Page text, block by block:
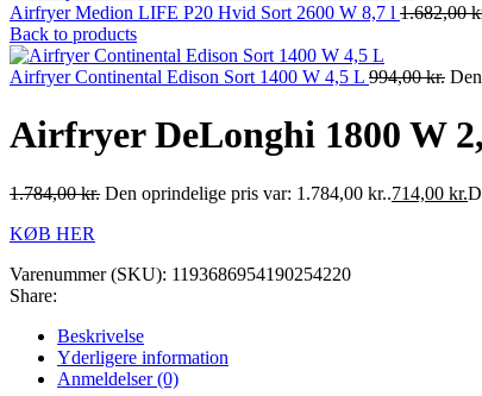
Airfryer Medion LIFE P20 Hvid Sort 2600 W 8,7 l 1.682,00
Back to products
Airfryer Continental Edison Sort 1400 W 4,5 L 994,00kr.
Airfryer DeLonghi 1800 W
1.784,00kr. Den oprindelige pris var: 1.784,00 kr..714,00 kr.
KØB HER
Varenummer (SKU): 1193686954190254220
Share:
Beskrivelse
Yderligere information
Anmeldelser (0)